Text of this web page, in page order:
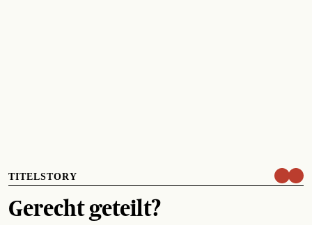
TITELSTORY
Gerecht geteilt?